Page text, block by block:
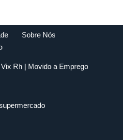
Sobre Nós
Rh| Movido a Emprego